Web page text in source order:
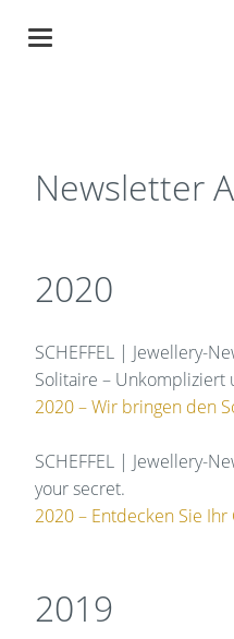
Newsletter
2020
SCHEFFEL | Jewellery-
Solitaire – Unkompliziert
2020 – Wir bringen den
SCHEFFEL | Jewellery-
your secret.
2020 – Entdecken Sie
2019